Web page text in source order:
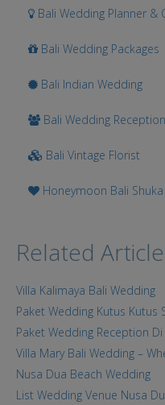
Bali Wedding Planner &
Bali Wedding Packages
Bali Indian Wedding
Bali Wedding Reception
Bali Vintage Florist
Honeymoon Bali Shuka
Related
Villa Kalimaya Bali Wedding
Paket Wedding Kutus Kutus
Paket Wedding Reception Di
Villa Mary Bali Wedding –
Nusa Dua Beach Wedding
List Wedding Venue Nusa